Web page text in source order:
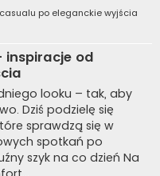
po eleganckie wyjścia
inspiracje od
looku – tak, aby
Dziś podzielę się
sprawdzą się w
spotkań po
szyk na co dzień Na